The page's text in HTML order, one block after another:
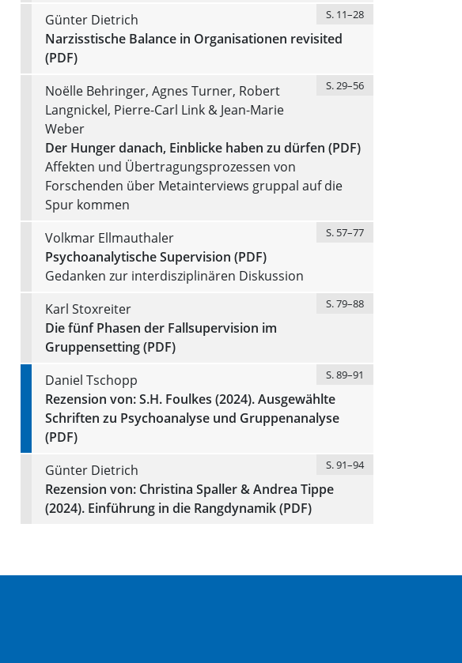
Günter Dietrich
S. 11–28
Narzisstische Balance in Organisationen revisited
(PDF)
Noëlle Behringer, Agnes Turner, Robert
Langnickel, Pierre-Carl Link & Jean-Marie
Weber
S. 29–56
Der Hunger danach, Einblicke haben zu dürfen (PDF)
Affekten und Übertragungsprozessen von
Forschenden über Metainterviews gruppal auf die
Spur kommen
Volkmar Ellmauthaler
S. 57–77
Psychoanalytische Supervision (PDF)
Gedanken zur interdisziplinären Diskussion
Karl Stoxreiter
S. 79–88
Die fünf Phasen der Fallsupervision im
Gruppensetting (PDF)
Daniel Tschopp
S. 89–91
Rezension von: S.H. Foulkes (2024). Ausgewählte
Schriften zu Psychoanalyse und Gruppenanalyse
(PDF)
Günter Dietrich
S. 91–94
Rezension von: Christina Spaller & Andrea Tippe
(2024). Einführung in die Rangdynamik (PDF)